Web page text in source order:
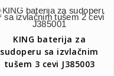
KING baterija za
sudoperu sa izvlačnim
tušem 3 cevi J385003